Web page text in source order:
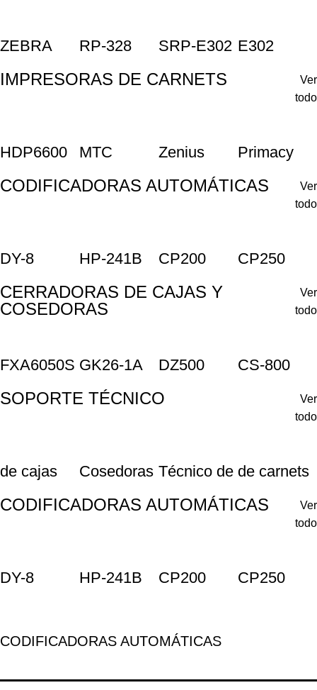
ZEBRA RP-328 SRP-E302 E302
IMPRESORAS DE CARNETS
Ver
todo
HDP6600 MTC Zenius Primacy
CODIFICADORAS AUTOMÁTICAS
Ver
todo
DY-8 HP-241B CP200 CP250
CERRADORAS DE CAJAS Y
COSEDORAS
Ver
todo
FXA6050S GK26-1A DZ500 CS-800
SOPORTE TÉCNICO
Ver
todo
de cajas Cosedoras Técnico de de carnets
CODIFICADORAS AUTOMÁTICAS
Ver
todo
DY-8 HP-241B CP200 CP250
CODIFICADORAS AUTOMÁTICAS